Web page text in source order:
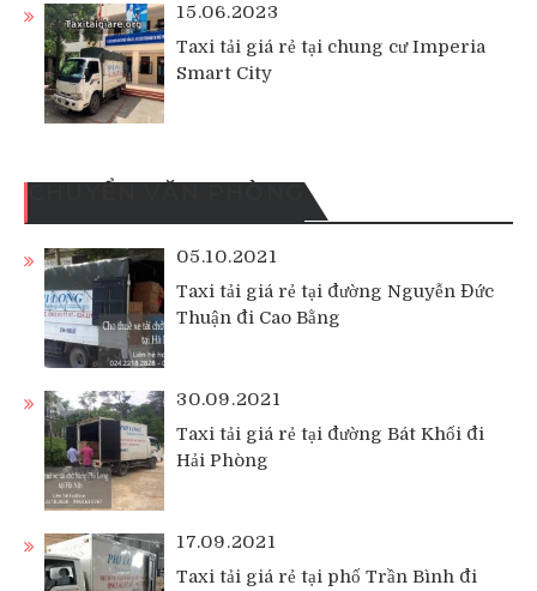
15.06.2023
Taxi tải giá rẻ tại chung cư Imperia
Smart City
05.10.2021
Taxi tải giá rẻ tại đường Nguyễn Đức
Thuận đi Cao Bằng
30.09.2021
Taxi tải giá rẻ tại đường Bát Khối đi
Hải Phòng
17.09.2021
Taxi tải giá rẻ tại phố Trần Bình đi